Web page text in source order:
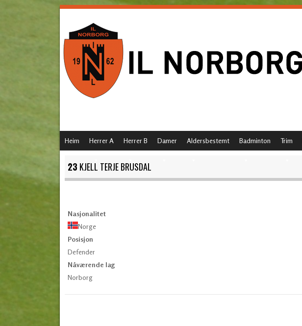
MENU
SKIP TO CONTENT
Heim Herrer A Herrer B Damer Aldersbestemt Badminton Trim
23 KJELL TERJE BRUSDAL
Nasjonalitet
Norge
Posisjon
Defender
Nåværende lag
Norborg